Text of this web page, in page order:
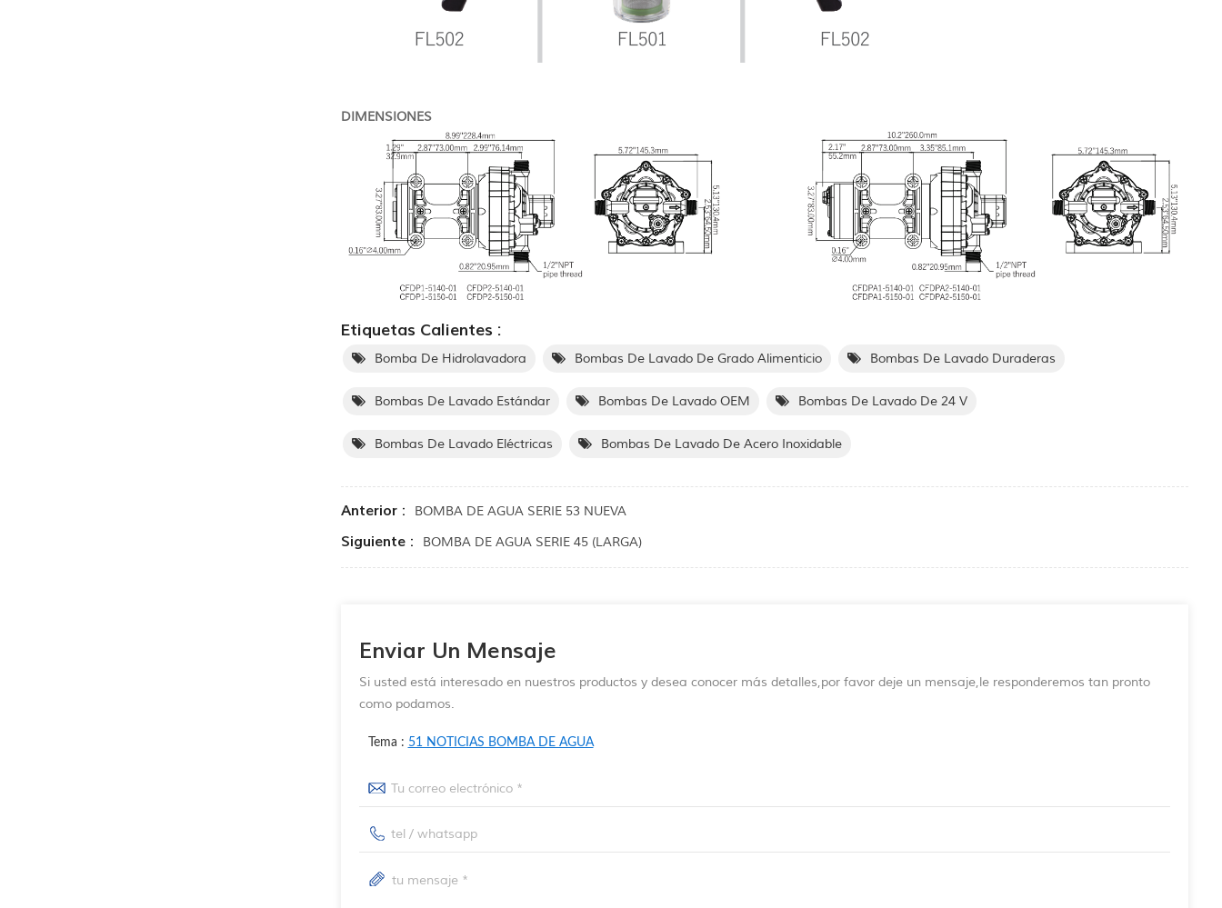
DIMENSIONES
Etiquetas Calientes :
Bomba De Hidrolavadora Bombas De Lavado De Grado Alimenticio Bombas De Lavado Duraderas
Bombas De Lavado Estándar Bombas De Lavado OEM Bombas De Lavado De 24 V
Bombas De Lavado Eléctricas Bombas De Lavado De Acero Inoxidable
Anterior : BOMBA DE AGUA SERIE 53 NUEVA
Siguiente : BOMBA DE AGUA SERIE 45 (LARGA)
Enviar Un Mensaje
Si usted está interesado en nuestros productos y desea conocer más detalles,por favor deje un mensaje,le responderemos tan pronto
como podamos.
Tema : 51 NOTICIAS BOMBA DE AGUA